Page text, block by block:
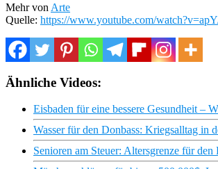
Mehr von Arte
Quelle: https://www.youtube.com/
Ähnliche Videos:
Eisbaden für eine bessere Gesundheit –
Wasser für den Donbass: Kriegsalltag
Senioren am Steuer: Altersgrenze für